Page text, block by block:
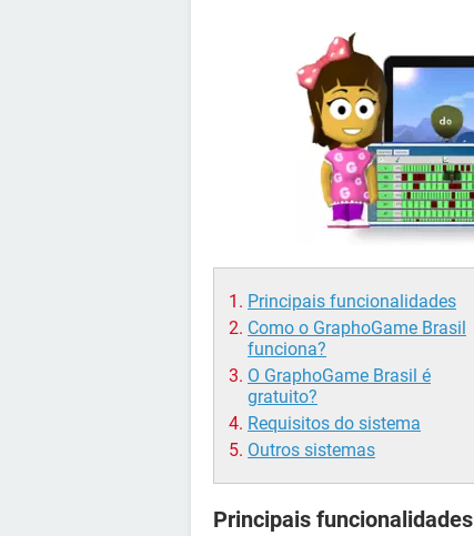
Principais funcionalidades
Como o GraphoGame Brasil
funciona?
O GraphoGame Brasil é
gratuito?
Requisitos do sistema
Outros sistemas
Principais funcionalidades